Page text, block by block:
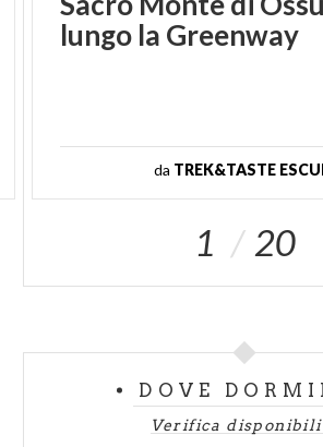
lungo la Greenway
da TREK&TASTE
1 20
DOVE
Verifica